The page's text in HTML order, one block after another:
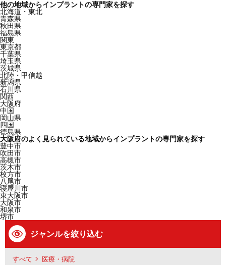
他の地域からインプラントの専門家を探す
北海道・東北
青森県
秋田県
福島県
関東
東京都
千葉県
埼玉県
茨城県
北陸・甲信越
新潟県
石川県
関西
大阪府
中国
岡山県
四国
徳島県
大阪府のよく見られている地域からインプラントの専門家を探す
豊中市
吹田市
高槻市
茨木市
枚方市
八尾市
寝屋川市
東大阪市
大阪市
和泉市
堺市
ジャンルを絞り込む
すべて 医療・病院